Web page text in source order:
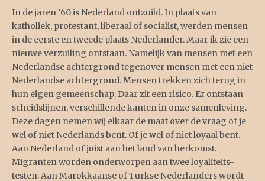
In de jaren ’60 is Nederland ontzuild. In plaats van
katholiek, protestant, liberaal of socialist, werden mensen
in de eerste en tweede plaats Nederlander. Maar ik zie een
nieuwe verzuiling ontstaan. Namelijk van mensen met een
Nederlandse achtergrond tegenover mensen met een niet
Nederlandse achtergrond. Mensen trekken zich terug in
hun eigen gemeenschap. Daar zit een risico. Er ontstaan
scheidslijnen, verschillende kanten in onze samenleving.
Deze dagen nemen wij elkaar de maat over de vraag of je
wel of niet Nederlands bent. Of je wel of niet loyaal bent.
Aan Nederland of juist aan het land van herkomst.
Migranten worden onderworpen aan twee loyaliteits-
testen. Aan Marokkaanse of Turkse Nederlanders wordt